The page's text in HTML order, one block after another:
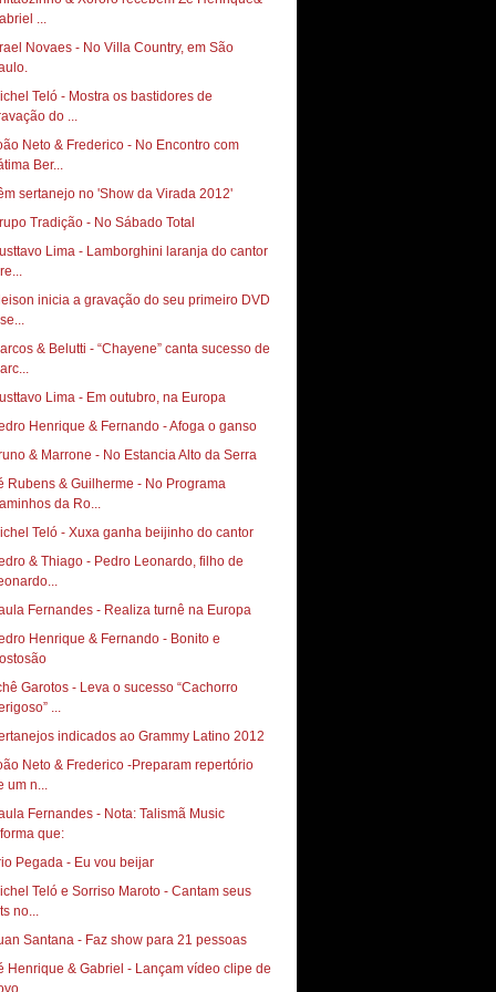
...
Novaes - No Villa Country, em São
Teló - Mostra os bastidores de
do ...
Neto & Frederico - No Encontro com
Ber...
sertanejo no 'Show da Virada 2012'
Tradição - No Sábado Total
Lima - Lamborghini laranja do cantor
inicia a gravação do seu primeiro DVD
& Belutti - “Chayene” canta sucesso de
Lima - Em outubro, na Europa
Henrique & Fernando - Afoga o ganso
Bruno & Marrone‏ - No Estancia Alto da Serra
Rubens & Guilherme - No Programa
da Ro...
Teló - Xuxa ganha beijinho do cantor
& Thiago - Pedro Leonardo, filho de
Fernandes - Realiza turnê na Europa
Henrique & Fernando - Bonito e
Garotos - Leva o sucesso “Cachorro
...
indicados ao Grammy Latino 2012
Neto & Frederico -Preparam repertório
um n...
Fernandes - Nota: Talismã Music
informa que:‏
Pegada - Eu vou beijar
Teló e Sorriso Maroto - Cantam seus
no...
Santana - Faz show para 21 pessoas
Henrique & Gabriel - Lançam vídeo clipe de